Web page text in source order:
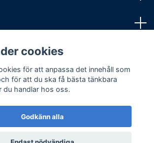
© 2026 Antispinn AB
cookies
för att anpassa det innehåll som
för att du ska få bästa tänkbara
du handlar hos oss.
Godkänn alla